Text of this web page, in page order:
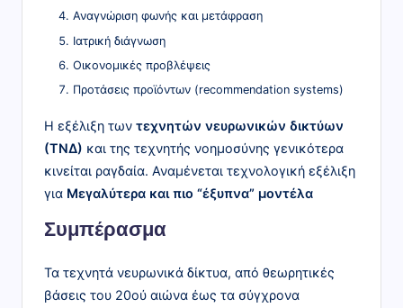
Αναγνώριση φωνής και μετάφραση
Ιατρική διάγνωση
Οικονομικές προβλέψεις
Προτάσεις προϊόντων (recommendation systems)
Η εξέλιξη των τεχνητών νευρωνικών δικτύων
(ΤΝΔ) και της τεχνητής νοημοσύνης γενικότερα
κινείται ραγδαία. Αναμένεται τεχνολογική εξέλιξη
για Μεγαλύτερα και πιο “έξυπνα” μοντέλα
Συμπέρασμα
Τα τεχνητά νευρωνικά δίκτυα, από θεωρητικές
βάσεις του 20ού αιώνα έως τα σύγχρονα